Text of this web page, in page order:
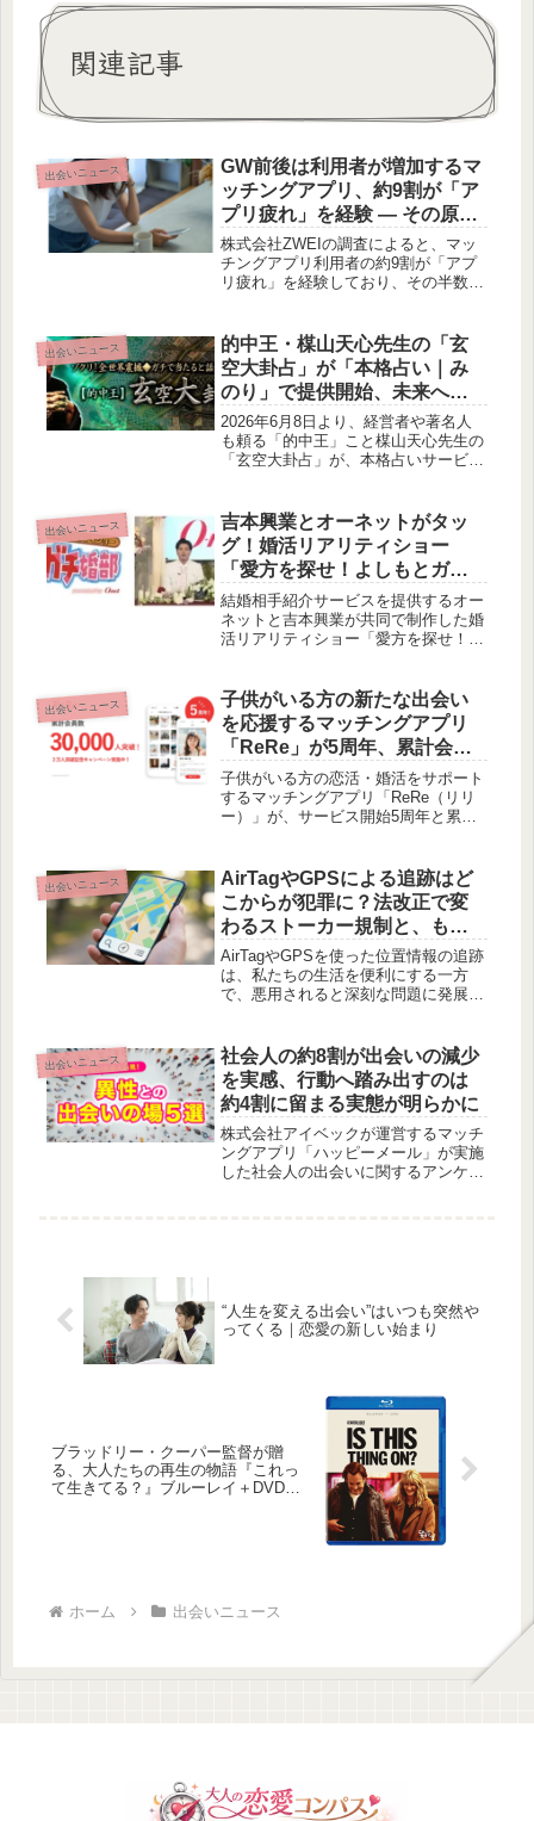
関連記事
出会いニュース
GW前後は利用者が増加するマ
ッチングアプリ、約9割が「ア
プリ疲れ」を経験 — その原因
と婚活見直しのきっかけと
は？
株式会社ZWEIの調査によると、マッ
チングアプリ利用者の約9割が「アプ
リ疲れ」を経験しており、その半数は
「結婚への本気度」に対する「期待値
疲れ」を感じやすく、これが婚活の見
直しに繋がる傾向が明らかになってい
ます。本記事では、アプリ疲れの実態
と、結婚相談所が提供する価値につい
て深掘りします。
出会いニュース
的中王・楳山天心先生の「玄
空大卦占」が「本格占い｜み
のり」で提供開始、未来への
一歩を後押しする新たな選択
肢
2026年6月8日より、経営者や著名人
も頼る「的中王」こと楳山天心先生の
「玄空大卦占」が、本格占いサービス
く読み解き、幸福へと導く手助けとな
るでしょう。
出会いニュース
吉本興業とオーネットがタッ
グ！婚活リアリティショー
「愛方を探せ！よしもとガチ
婚部」2月19日配信開始
結婚相手紹介サービスを提供するオー
ネットと吉本興業が共同で制作した婚
活リアリティショー「愛方を探せ！よ
ます。吉本芸人たちが実際の婚活に挑
む姿を通じて、結婚相談所のリアルな
サポートや価値を伝える全12回の番組
です。
出会いニュース
子供がいる方の新たな出会い
を応援するマッチングアプリ
「ReRe」が5周年、累計会員
数30,000人突破記念キャンペ
ーンを実施
子供がいる方の恋活・婚活をサポート
するマッチングアプリ「ReRe（リリ
ー）」が、サービス開始5周年と累計
す。この機会に、安心して新しい出会
いを見つけてみませんか。
出会いニュース
AirTagやGPSによる追跡はど
こからが犯罪に？法改正で変
わるストーカー規制と、もし
もの時の対処法を皆さんと考
えます
AirTagやGPSを使った位置情報の追跡
は、私たちの生活を便利にする一方
で、悪用されると深刻な問題に発展す
の紛失防止タグも規制対象となりまし
た。この記事では、法改正のポイント
や、どのような行為が違法になるの
か、そしてもし追跡されていると感じ
た場合にどう対応すべきかについて、
弁護士の視点から解説します。
出会いニュース
社会人の約8割が出会いの減少
を実感、行動へ踏み出すのは
約4割に留まる実態が明らかに
株式会社アイベックが運営するマッチ
ングアプリ「ハッピーメール」が実施
した社会人の出会いに関するアンケー
“人生を変える出会い”はいつも突然や
ってくる｜恋愛の新しい始まり
ブラッドリー・クーパー監督が贈
る、大人たちの再生の物語『これっ
て生きてる？』ブルーレイ＋DVDセ
ホーム 出会いニュース